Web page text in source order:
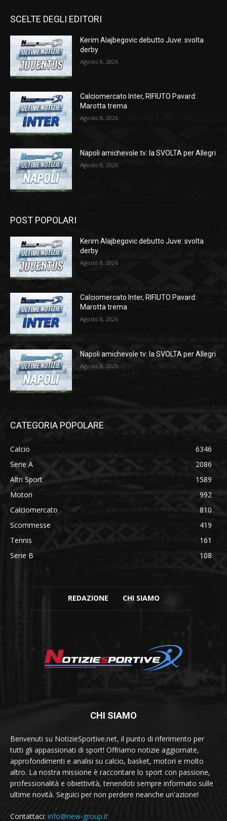
SCELTE DEGLI EDITORI
Kerim Alajbegovic debutto Juve: svolta
derby
Agosto 8, 2026
Calciomercato Inter, RIFIUTO Pavard:
Marotta trema
Agosto 8, 2026
Napoli amichevole tv: la SVOLTA per Allegri
Agosto 8, 2026
POST POPOLARI
Kerim Alajbegovic debutto Juve: svolta
derby
Agosto 8, 2026
Calciomercato Inter, RIFIUTO Pavard:
Marotta trema
Agosto 8, 2026
Napoli amichevole tv: la SVOLTA per Allegri
Agosto 8, 2026
CATEGORIA POPOLARE
Calcio
6346
Serie A
2086
Altri Sport
1589
Motori
992
Calciomercato
810
Scommesse
419
Tennis
161
Serie B
108
REDAZIONE CHI SIAMO
CHI SIAMO
Benvenuti su NotizieSportive.net, il punto di riferimento per
tutti gli appassionati di sport! Offriamo notizie aggiornate,
approfondimenti e analisi su calcio, basket, motori e molto
altro. La nostra missione è raccontare lo sport con passione,
professionalità e obiettività, tenendoti sempre informato sulle
ultime novità. Seguici per non perdere neanche un'azione!
Contattaci: info@new-group.it